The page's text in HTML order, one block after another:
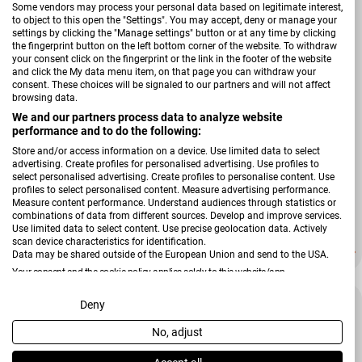
Some vendors may process your personal data based on legitimate interest,
to object to this open the "Settings". You may accept, deny or manage your
settings by clicking the "Manage settings" button or at any time by clicking
the fingerprint button on the left bottom corner of the website. To withdraw
your consent click on the fingerprint or the link in the footer of the website
and click the My data menu item, on that page you can withdraw your
consent. These choices will be signaled to our partners and will not affect
browsing data.
We and our partners process data to analyze website
performance and to do the following:
Store and/or access information on a device. Use limited data to select
advertising. Create profiles for personalised advertising. Use profiles to
select personalised advertising. Create profiles to personalise content. Use
profiles to select personalised content. Measure advertising performance.
Measure content performance. Understand audiences through statistics or
combinations of data from different sources. Develop and improve services.
Use limited data to select content. Use precise geolocation data. Actively
scan device characteristics for identification.
Data may be shared outside of the European Union and send to the USA.
Your consent and the cookie policy applies solely to this website/app.
View Partner List (2 IAB Vendors)
We use your data for the following purposes:
IAB processing purposes:
Deny
No, adjust
Tischleuchte Lennon
Verkäufer:
Reality Leuchten
Verkaufspreis
34,99 €
Regulärer Preis
48,99 €